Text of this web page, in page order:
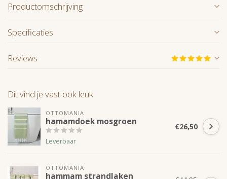
Productomschrijving
Specificaties
Reviews
Dit vind je vast ook leuk
OTTOMANIA
hamamdoek mosgroen
Leverbaar
€26,50
OTTOMANIA
hammam strandlaken